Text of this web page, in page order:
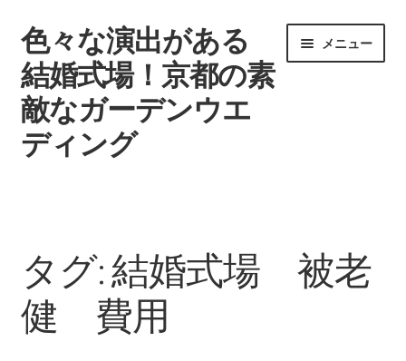
ナ
ビ
ゲ
ー
シ
ョ
ッ
プ
コ
ン
テ
ン
ツ
へ
色々な演出がある
結婚式場！京都の素
敵なガーデンウエ
ディング
メニュー
記事一覧
引き出物で差をつけよう
タグ:結婚式場 被老
健 費用